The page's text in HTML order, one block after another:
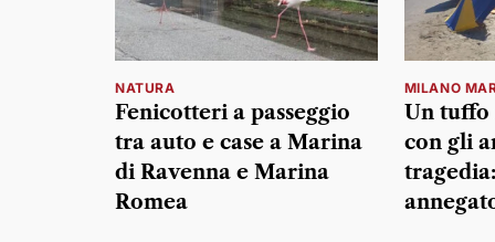
NATURA
Fenicotteri a passeggio
tra auto e case a Marina
di Ravenna e Marina
Romea
MILANO
Un tuffo
con gli